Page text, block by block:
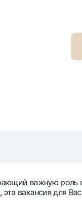
Серебряный
важную роль
вакансия для